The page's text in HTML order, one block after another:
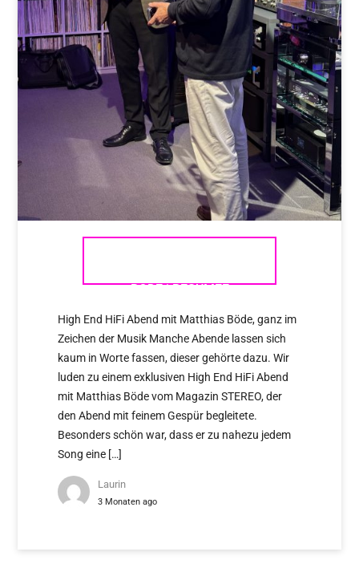
BÖDE | RESÜMEE
High End HiFi Abend mit Matthias Böde, ganz im
Zeichen der Musik Manche Abende lassen sich
kaum in Worte fassen, dieser gehörte dazu. Wir
luden zu einem exklusiven High End HiFi Abend
mit Matthias Böde vom Magazin STEREO, der
den Abend mit feinem Gespür begleitete.
Besonders schön war, dass er zu nahezu jedem
Song eine […]
Laurin
3 Monaten ago